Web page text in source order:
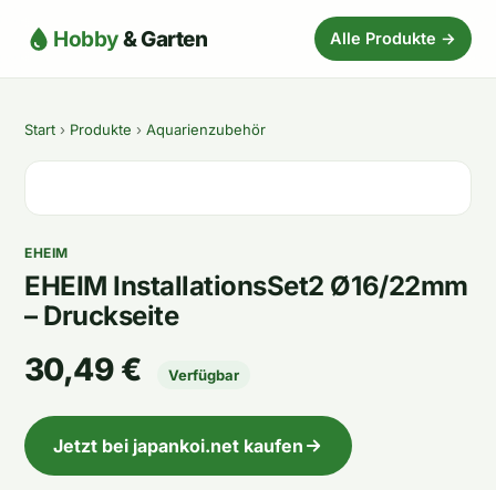
Hobby& Garten Alle Produkte →
Start › Produkte › Aquarienzubehör
EHEIM
EHEIM InstallationsSet2 Ø16/22mm
– Druckseite
30,49 € Verfügbar
Jetzt bei japankoi.net kaufen